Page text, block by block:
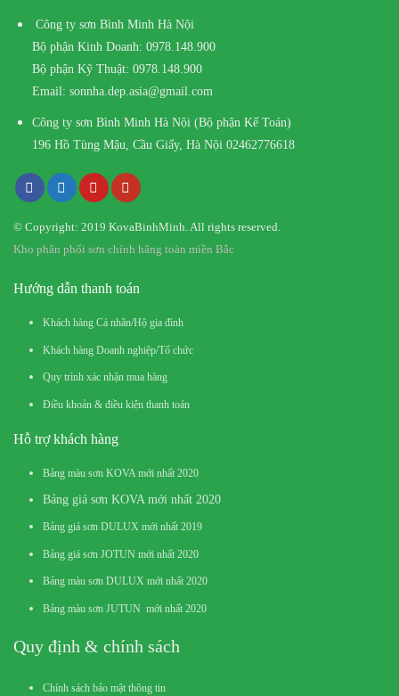
Công ty sơn Bình Minh Hà Nội
Bộ phận Kinh Doanh: 0978.148.900
Bộ phận Kỹ Thuật: 0978.148.900
Email: sonnha.dep.asia@gmail.com
Công ty sơn Bình Minh Hà Nội (Bộ phận Kế Toán)
196 Hồ Tùng Mậu, Cầu Giấy, Hà Nội 02462776618
© Copyright: 2019 KovaBinhMinh. All rights reserved.
Kho phân phối sơn chính hãng toàn miền Bắc
Hướng dẫn thanh toán
Khách hàng Cá nhân/Hộ gia đình
Khách hàng Doanh nghiệp/Tổ chức
Quy trình xác nhận mua hàng
Điều khoản & điều kiện thanh toán
Hỗ trợ khách hàng
Bảng màu sơn KOVA mới nhất 2020
Bảng giá sơn KOVA mới nhất 2020
Bảng giá sơn DULUX mới nhất 2019
Bảng giá sơn JOTUN mới nhất 2020
Bảng màu sơn DULUX mới nhất 2020
Bảng màu sơn JUTUN mới nhất 2020
Quy định & chính sách
Chính sách bảo mật thông tin